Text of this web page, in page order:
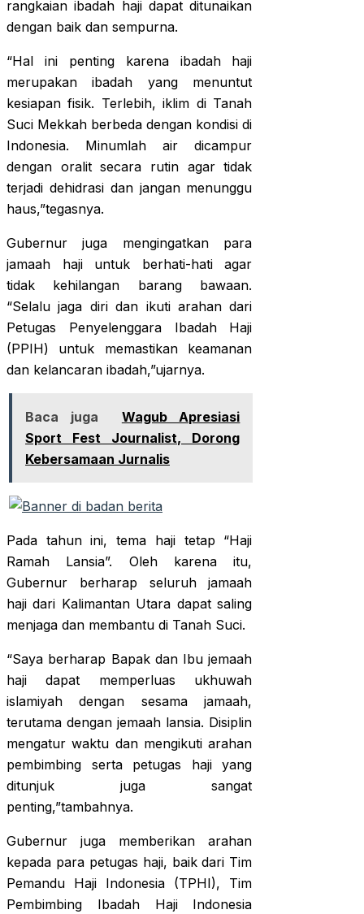
rangkaian ibadah haji dapat ditunaikan
dengan baik dan sempurna.
“Hal ini penting karena ibadah haji
merupakan ibadah yang menuntut
kesiapan fisik. Terlebih, iklim di Tanah
Suci Mekkah berbeda dengan kondisi di
Indonesia. Minumlah air dicampur
dengan oralit secara rutin agar tidak
terjadi dehidrasi dan jangan menunggu
haus,”tegasnya.
Gubernur juga mengingatkan para
jamaah haji untuk berhati-hati agar
tidak kehilangan barang bawaan.
“Selalu jaga diri dan ikuti arahan dari
Petugas Penyelenggara Ibadah Haji
(PPIH) untuk memastikan keamanan
dan kelancaran ibadah,”ujarnya.
Baca juga
Wagub Apresiasi
Sport Fest Journalist, Dorong
Kebersamaan Jurnalis
Pada tahun ini, tema haji tetap “Haji
Ramah Lansia”. Oleh karena itu,
Gubernur berharap seluruh jamaah
haji dari Kalimantan Utara dapat saling
menjaga dan membantu di Tanah Suci.
“Saya berharap Bapak dan Ibu jemaah
haji dapat memperluas ukhuwah
islamiyah dengan sesama jamaah,
terutama dengan jemaah lansia. Disiplin
mengatur waktu dan mengikuti arahan
pembimbing serta petugas haji yang
ditunjuk juga sangat
penting,”tambahnya.
Gubernur juga memberikan arahan
kepada para petugas haji, baik dari Tim
Pemandu Haji Indonesia (TPHI), Tim
Pembimbing Ibadah Haji Indonesia